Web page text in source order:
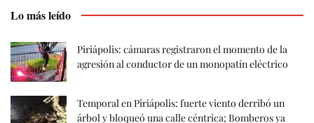
Lo más leído
Piriápolis: cámaras registraron el momento de la
agresión al conductor de un monopatín eléctrico
Temporal en Piriápolis: fuerte viento derribó un
árbol y bloqueó una calle céntrica; Bomberos ya